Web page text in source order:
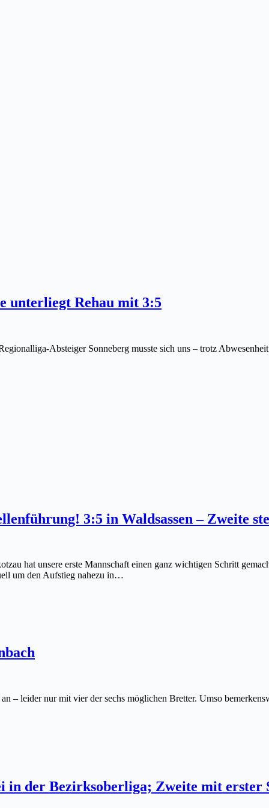
unterliegt Rehau mit 3:5
Absteiger Sonneberg musste sich uns – trotz
3:5 in Waldsassen – Zweite
hat unsere erste Mannschaft einen ganz wichtigen Schritt
um den Aufstieg nahezu in…
– leider nur mit vier der sechs möglichen Bretter. Umso
in der Bezirksoberliga; Zweite mit